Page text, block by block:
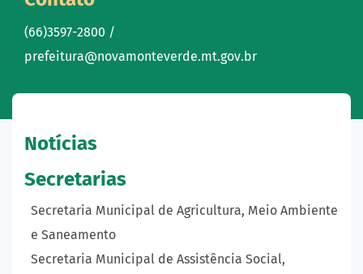
(66)3597-2800 /
prefeitura@novamonteverde.mt.gov.br
Notícias
Secretarias
Secretaria Municipal de Agricultura, Meio Ambiente
e Saneamento
Secretaria Municipal de Assistência Social,